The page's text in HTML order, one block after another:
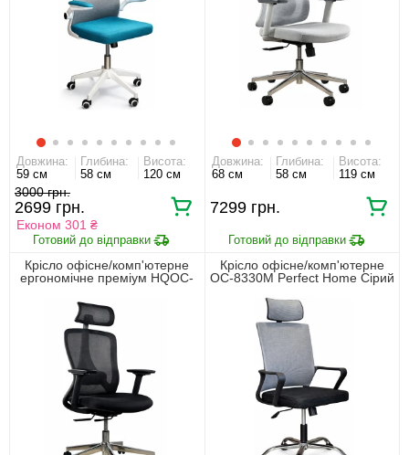
Довжина:
59 см
Глибина:
58 см
Висота:
120 см
3000
2699
Економ 301 ₴
Довжина:
68 см
Глибина:
58 см
Висота:
119 см
7299
Крісло офісне/комп'ютерне
ергономічне преміум HQOC-
Крісло офісне/комп'ютерне
OC-8330M Perfect Home Cірий